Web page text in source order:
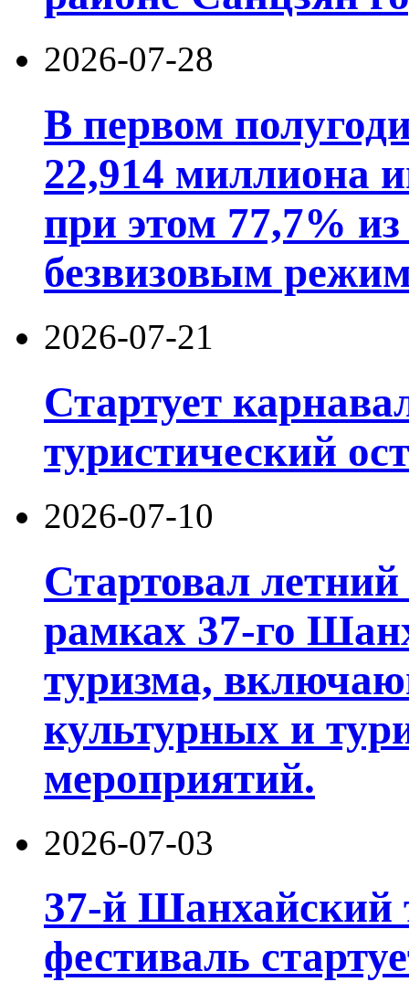
2026-07-28
В первом
22,914 миллиона
при этом 77,7%
безвизовым
2026-07-21
Стартует
туристический
2026-07-10
Стартовал
рамках 37-го
туризма,
культурных и
мероприятий.
2026-07-03
37-й Шанхайский
фестиваль